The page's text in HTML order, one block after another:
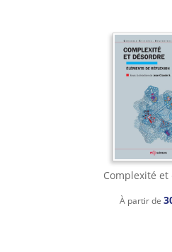
Complexité
À partir de